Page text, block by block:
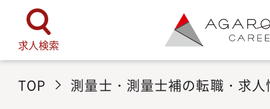
求人検索
TOP 測量士・測量士補の転職・求人